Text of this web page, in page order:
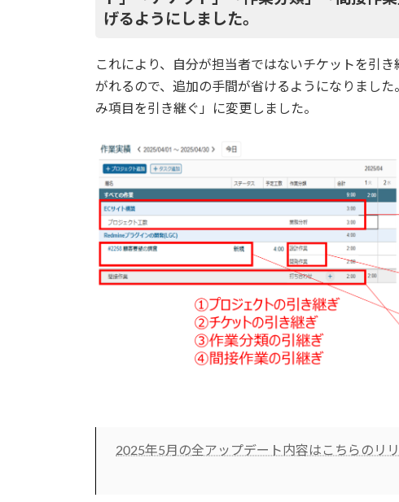
げるようにしました。
これにより、自分が担当者ではないチケットを引
がれるので、追加の手間が省けるようになりまし
み項目を引き継ぐ」に変更しました。
2025年5月の全アップデート内容はこちらのリ